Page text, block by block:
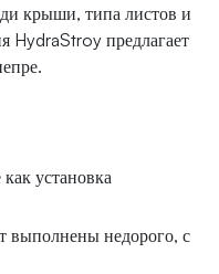
крыши, типа листов и
HydraStroy предлагает
установка
выполнены недорого, с